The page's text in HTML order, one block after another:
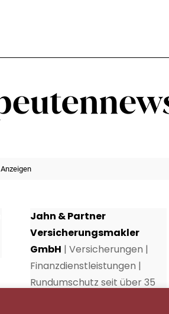
Anzeigen
Jahn & Partner
Versicherungsmakler
GmbH | Versicherungen |
Finanzdienstleistungen |
Rundumschutz seit über 35